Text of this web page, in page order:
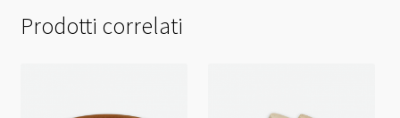
Prodotti correlati